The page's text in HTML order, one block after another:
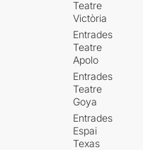
Teatre
Victòria
Entrades
Teatre
Apolo
Entrades
Teatre
Goya
Entrades
Espai
Texas